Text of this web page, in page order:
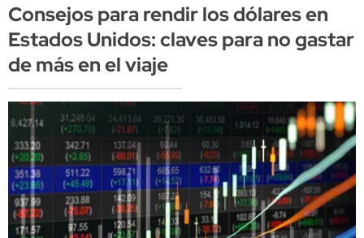
Consejos para rendir los dólares en
Estados Unidos: claves para no gastar
de más en el viaje